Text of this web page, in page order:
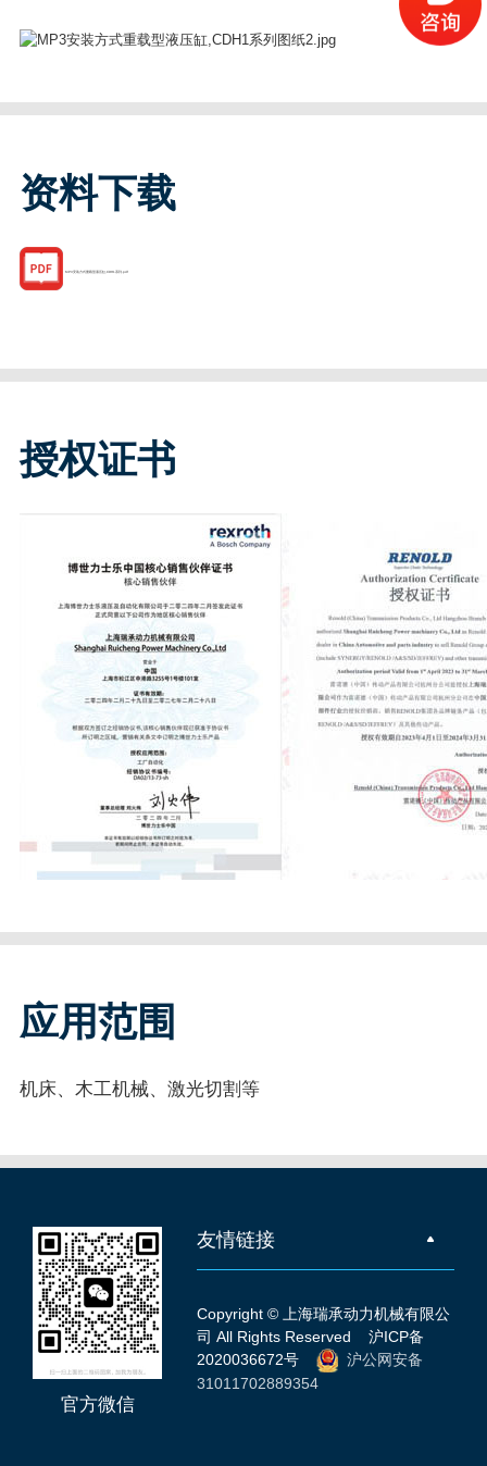
资料下载
MP3安装方式重载型液压缸,CDH1系列.pdf
授权证书
应用范围
机床、木工机械、激光切割等
官方微信
友情链接
Copyright © 上海瑞承动力机械有限公
司 All Rights Reserved沪ICP备
2020036672号
沪公网安备
31011702889354